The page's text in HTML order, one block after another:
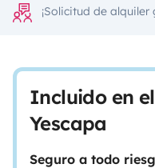
¡Solicitud de
Incluido en
Yescapa
Seguro a todo